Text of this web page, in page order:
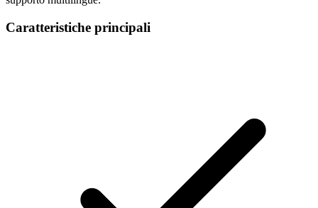
Caratteristiche principali